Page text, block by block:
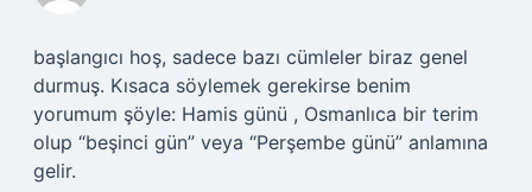
başlangıcı hoş, sadece bazı cümleler biraz genel
durmuş. Kısaca söylemek gerekirse benim
yorumum şöyle: Hamis günü , Osmanlıca bir terim
olup “beşinci gün” veya “Perşembe günü” anlamına
gelir.